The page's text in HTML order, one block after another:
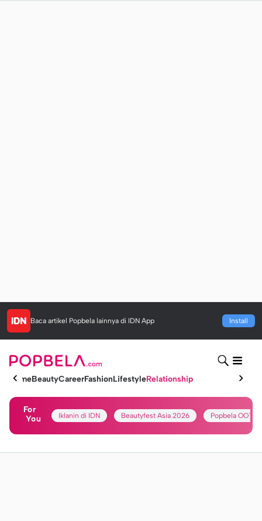
Baca artikel Popbela lainnya di IDN App Install
HomeBeautyCareerFashionLifestyleRelationship
For
You
Iklanin di IDN Beautyfest Asia 2026 Popbela OOTD